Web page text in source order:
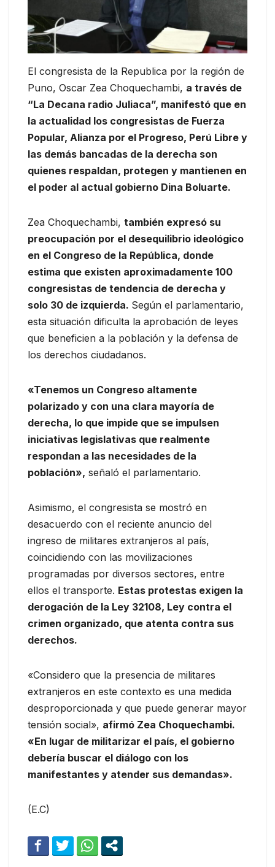
El congresista de la Republica por la región de
Puno, Oscar Zea Choquechambi, a través de
“La Decana radio Juliaca”, manifestó que en
la actualidad los congresistas de Fuerza
Popular, Alianza por el Progreso, Perú Libre y
las demás bancadas de la derecha son
quienes respaldan, protegen y mantienen en
el poder al actual gobierno Dina Boluarte.
Zea Choquechambi, también expresó su
preocupación por el desequilibrio ideológico
en el Congreso de la República, donde
estima que existen aproximadamente 100
congresistas de tendencia de derecha y
solo 30 de izquierda. Según el parlamentario,
esta situación dificulta la aprobación de leyes
que beneficien a la población y la defensa de
los derechos ciudadanos.
«Tenemos un Congreso altamente
polarizado y con una clara mayoría de
derecha, lo que impide que se impulsen
iniciativas legislativas que realmente
respondan a las necesidades de la
población», señaló el parlamentario.
Asimismo, el congresista se mostró en
desacuerdo con el reciente anuncio del
ingreso de militares extranjeros al país,
coincidiendo con las movilizaciones
programadas por diversos sectores, entre
ellos el transporte. Estas protestas exigen la
derogación de la Ley 32108, Ley contra el
crimen organizado, que atenta contra sus
derechos.
«Considero que la presencia de militares
extranjeros en este contexto es una medida
desproporcionada y que puede generar mayor
tensión social», afirmó Zea Choquechambi.
«En lugar de militarizar el país, el gobierno
debería buscar el diálogo con los
manifestantes y atender sus demandas».
(E.C)